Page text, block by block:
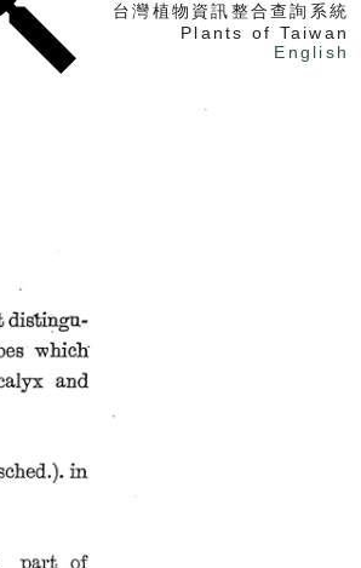
台灣植物資訊整合查詢系統
Plants of Taiwan
English